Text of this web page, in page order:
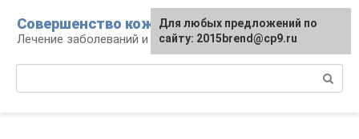
контенту
Совершенство кожи
Лечение заболеваний и уход за кожей
Для любых предложений по
сайту: 2015brend@cp9.ru